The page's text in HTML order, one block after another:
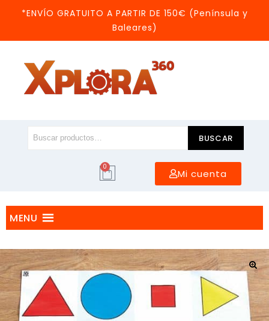
*ENVÍO GRATUITO A PARTIR DE 150€ (Península y
Baleares)
BUSCAR
0
Mi cuenta
MENU